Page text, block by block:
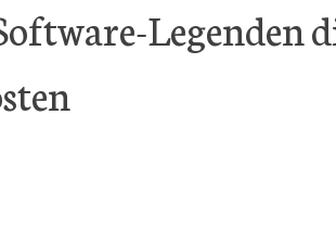
Legenden